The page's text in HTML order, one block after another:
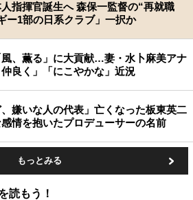
指揮官誕生へ 森保一監督の“再就職
ー1部の日系クラブ」一択か
、薫る」に大貢献…妻・水卜麻美アナ
良く」「にこやかな」近況
、嫌いな人の代表」亡くなった板東英二
情を抱いたプロデューサーの名前
もっとみる
読もう！